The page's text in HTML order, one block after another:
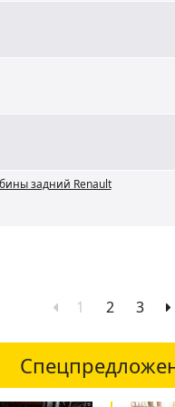
задний Renault
1 2 3